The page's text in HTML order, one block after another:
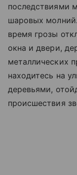
последствиями
шаровых
время грозы
окна и двери,
металлических
находитесь на
деревьями,
происшествия